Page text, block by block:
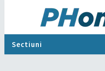
Sectiuni